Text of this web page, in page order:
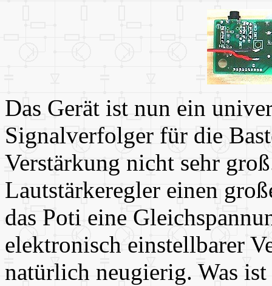
Das Gerät ist nun ein
Signalverfolger für die
Verstärkung nicht sehr
Lautstärkeregler einen
das Poti eine
elektronisch einstellbarer
natürlich neugierig. Was